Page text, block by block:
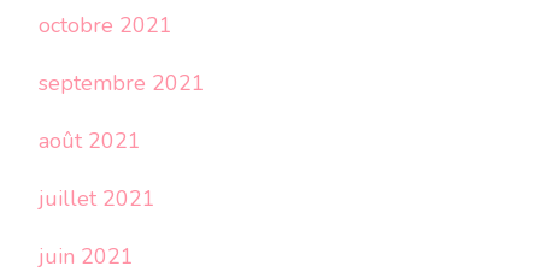
octobre 2021
septembre 2021
août 2021
juillet 2021
juin 2021